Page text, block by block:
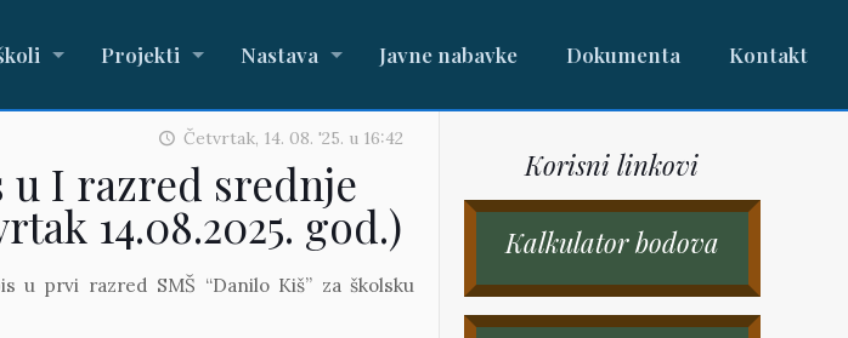
Projekti Nastava Javne nabavke Dokumenta Kontakt
Četvrtak, 14. 08. '25. u 16:42
I razred srednje
14.08.2025. god.)
u prvi razred SMŠ “Danilo Kiš” za školsku
Korisni linkovi
Kalkulator bodova